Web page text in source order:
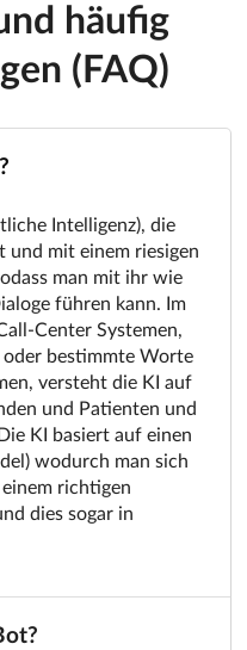
häufig
(FAQ)
Intelligenz), die
und mit einem riesigen
man mit ihr wie
führen kann. Im
Center Systemen,
oder bestimmte Worte
versteht die KI auf
und Patienten und
KI basiert auf einen
wodurch man sich
richtigen
dies sogar in